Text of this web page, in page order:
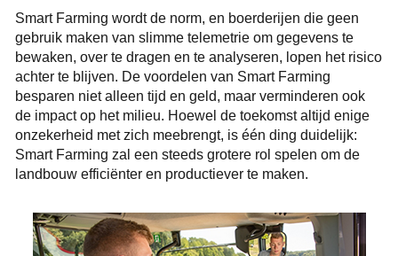
Smart Farming wordt de norm, en boerderijen die geen
gebruik maken van slimme telemetrie om gegevens te
bewaken, over te dragen en te analyseren, lopen het risico
achter te blijven. De voordelen van Smart Farming
besparen niet alleen tijd en geld, maar verminderen ook
de impact op het milieu. Hoewel de toekomst altijd enige
onzekerheid met zich meebrengt, is één ding duidelijk:
Smart Farming zal een steeds grotere rol spelen om de
landbouw efficiënter en productiever te maken.